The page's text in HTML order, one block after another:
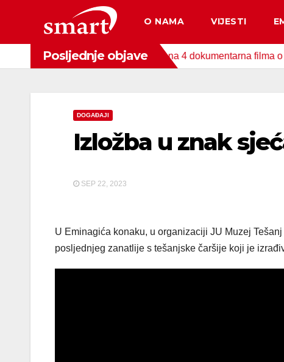
content
O NAMA VIJESTI
Posljednje objave
za zaštitu okoliša snimljena 4 dokumentarna filma o
DOGAĐAJI
Izložba u znak
SEP 22, 2023
U Eminagića konaku, u organizaciji JU Muzej
posljednjeg zanatlije s tešanjske čaršije koji je